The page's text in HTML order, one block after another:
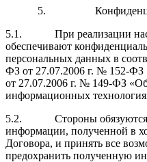
5.
5.1. При реализации
обеспечивают
персональных данных в
ФЗ от 27.07.2006 г. № 152-
от 27.07.2006 г. № 149-ФЗ
информационных
5.2. Стороны обязуются
информации, полученной в
Договора, и принять все
предохранить полученную